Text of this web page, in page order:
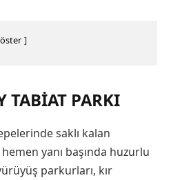
TABIAT PARKI
saklı kalan
yanı başında huzurlu
parkurları, kır